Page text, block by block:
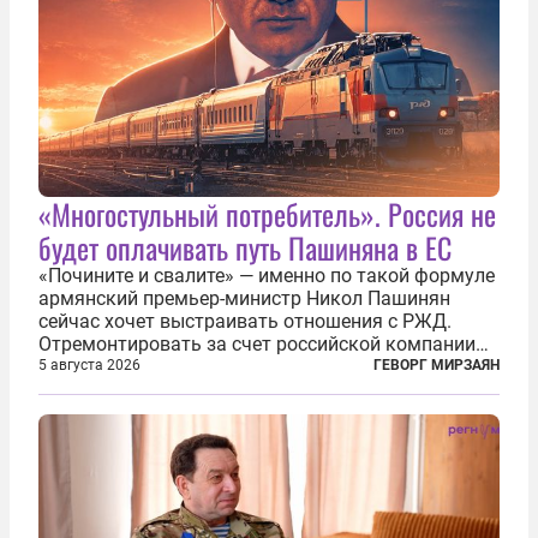
«Многостульный потребитель». Россия не
будет оплачивать путь Пашиняна в ЕС
«Почините и свалите» — именно по такой формуле
армянский премьер-министр Никол Пашинян
сейчас хочет выстраивать отношения с РЖД.
Отремонтировать за счет российской компании
железнодорожную инфраструктуру в районе
прохождения TRIPP (коридора, который должен
связать Азербайджан и Турцию через...
5 августа 2026 ГЕВОРГ МИРЗАЯН